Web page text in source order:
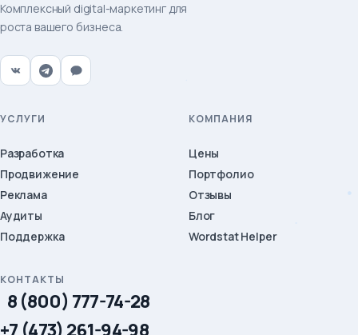
Комплексный digital-маркетинг для
роста вашего бизнеса.
УСЛУГИ
Разработка
Продвижение
Реклама
Аудиты
Поддержка
КОМПАНИЯ
Цены
Портфолио
Отзывы
Блог
Wordstat Helper
КОНТАКТЫ
8 (800) 777-74-28
+7 (473) 261-94-98